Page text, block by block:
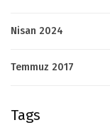
Nisan 2024
Temmuz 2017
Tags